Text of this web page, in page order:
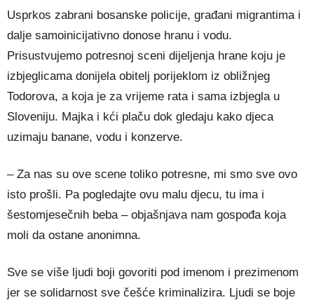
Usprkos zabrani bosanske policije, građani migrantima i
dalje samoinicijativno donose hranu i vodu.
Prisustvujemo potresnoj sceni dijeljenja hrane koju je
izbjeglicama donijela obitelj porijeklom iz obližnjeg
Todorova, a koja je za vrijeme rata i sama izbjegla u
Sloveniju. Majka i kći plaču dok gledaju kako djeca
uzimaju banane, vodu i konzerve.
– Za nas su ove scene toliko potresne, mi smo sve ovo
isto prošli. Pa pogledajte ovu malu djecu, tu ima i
šestomjesečnih beba – objašnjava nam gospođa koja
moli da ostane anonimna.
Sve se više ljudi boji govoriti pod imenom i prezimenom
jer se solidarnost sve češće kriminalizira. Ljudi se boje